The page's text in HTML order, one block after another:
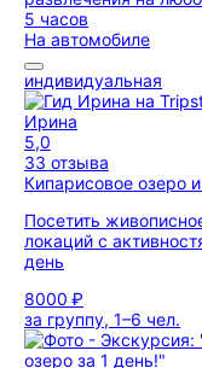
5 часов
На автомобиле
индивидуальная
Ирина
5,0
33 отзыва
Кипарисовое озеро
Посетить
локаций с
день
8000 ₽
за группу, 1–6 чел.